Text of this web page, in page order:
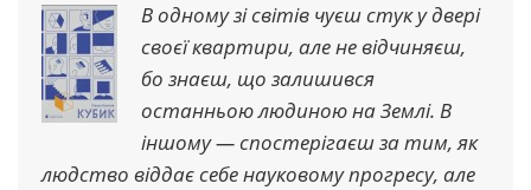
В одному зі світів чуєш стук у двері
своєї квартири, але не відчиняєш,
бо знаєш, що залишився
останньою людиною на Землі. В
іншому — спостерігаєш за тим, як
людство віддає себе науковому прогресу, але